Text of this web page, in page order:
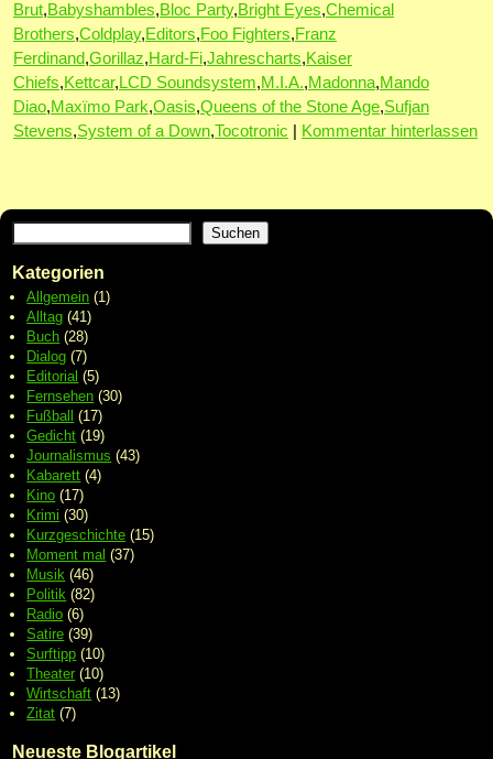
Brut,Babyshambles,Bloc Party,Bright Eyes,Chemical
Brothers,Coldplay,Editors,Foo Fighters,Franz
Ferdinand,Gorillaz,Hard-Fi,Jahrescharts,Kaiser
Chiefs,Kettcar, LCD Soundsystem,M.I.A.,Madonna,Mando
Diao,Maxïmo Park,Oasis,Queens of the Stone Age,Sufjan
Stevens,System of a Down,Tocotronic Kommentar hinterlassen
Suchen
Kategorien
Allgemein (1)
Alltag (41)
Buch (28)
Dialog (7)
Editorial (5)
Fernsehen (30)
Fußball (17)
Gedicht (19)
Journalismus (43)
Kabarett (4)
Kino (17)
Krimi (30)
Kurzgeschichte (15)
Moment mal (37)
Musik (46)
Politik (82)
Radio (6)
Satire (39)
Surftipp (10)
Theater (10)
Wirtschaft (13)
Zitat (7)
Neueste Blogartikel